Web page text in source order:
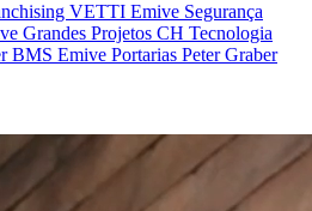
VETTI Emive Segurança
Grandes Projetos CH Tecnologia
BMS Emive Portarias Peter Graber